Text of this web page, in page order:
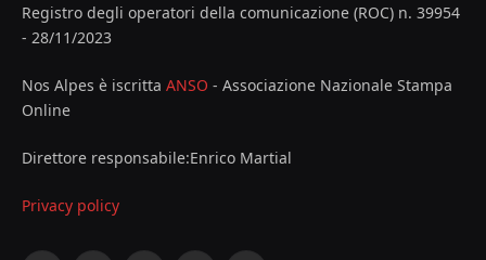
Registro degli operatori della comunicazione (ROC) n. 39954
- 28/11/2023
Nos Alpes è iscritta ANSO - Associazione Nazionale Stampa
Online
Direttore responsabile:Enrico Martial
Privacy policy